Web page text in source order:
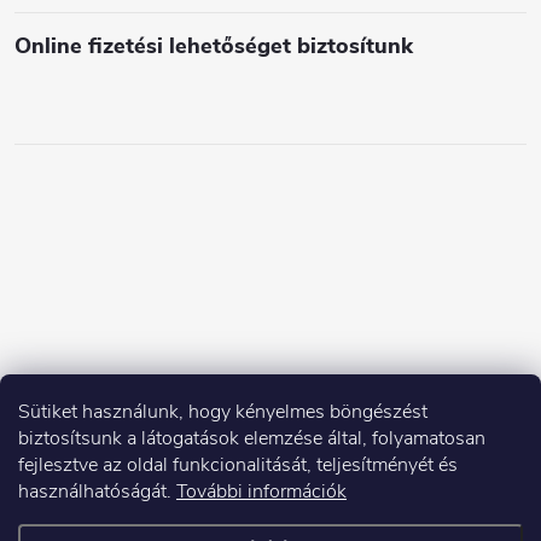
Sütiket használunk, hogy kényelmes böngészést
biztosítsunk a látogatások elemzése által, folyamatosan
fejlesztve az oldal funkcionalitását, teljesítményét és
használhatóságát. További információk
Online fizetési lehetőséget biztosítunk